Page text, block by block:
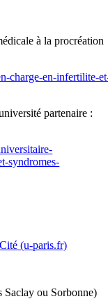
à la procréation
charge-en-infertilite-
partenaire :
syndromes-
(u-paris.fr)
Saclay ou Sorbonne)